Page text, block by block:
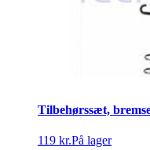
Tilbehørssæt,
119 kr.På lager